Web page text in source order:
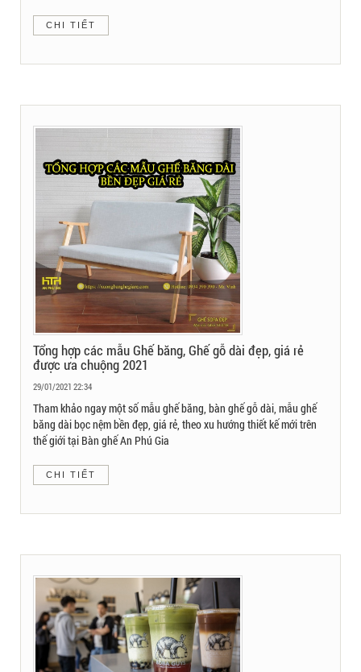
CHI TIẾT
Tổng hợp các mẫu Ghế băng, Ghế gỗ dài đẹp, giá rẻ
được ưa chuộng 2021
29/01/2021 22:34
Tham khảo ngay một số mẫu ghế băng, bàn ghế gỗ dài, mẫu ghế
băng dài bọc nệm bền đẹp, giá rẻ, theo xu hướng thiết kế mới trên
thế giới tại Bàn ghế An Phú Gia
CHI TIẾT